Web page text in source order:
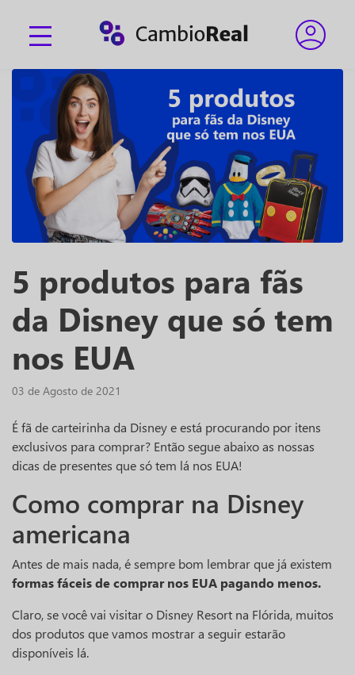
5 produtos para fãs
da Disney que só tem
nos EUA
03 de Agosto de 2021
É fã de carteirinha da Disney e está procurando por itens
exclusivos para comprar? Então segue abaixo as nossas
dicas de presentes que só tem lá nos EUA!
Como comprar na Disney
americana
Antes de mais nada, é sempre bom lembrar que já existem
formas fáceis de comprar nos EUA pagando menos.
Claro, se você vai visitar o Disney Resort na Flórida, muitos
dos produtos que vamos mostrar a seguir estarão
disponíveis lá.